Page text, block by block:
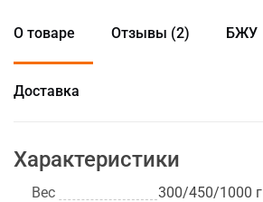
О товаре Отзывы (2) БЖУ
Доставка
Характеристики
Вес
300/450/1000 г